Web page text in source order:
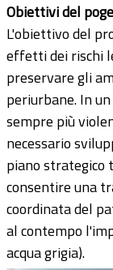
Obiettivi del
L'obiettivo del
effetti dei rischi
preservare gli
periurbane. In
sempre più
necessario
piano
consentire una
coordinata del
al contempo
acqua grigia).